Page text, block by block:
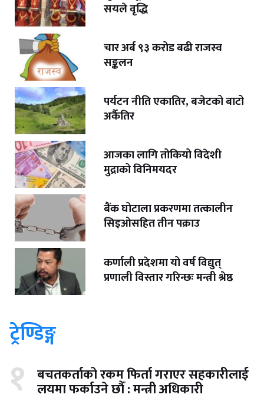
सयले वृद्धि
चार अर्ब ९३ करोड बढी राजस्व
सङ्कलन
पर्यटन नीति एकातिर, बजेटको बाटो
अर्कैतिर
आजका लागि तोकियो विदेशी
मुद्राको विनिमयदर
बैंक घोटाला प्रकरणमा तत्कालीन
सिइओसहित तीन पक्राउ
कर्णाली प्रदेशमा यो वर्ष विद्युत्
प्रणाली विस्तार गरिन्छः मन्त्री श्रेष्ठ
ट्रेण्डिङ्ग
१ बचतकर्ताको रकम फिर्ता गराएर सहकारीलाई
लयमा फर्काउने छौँ : मन्त्री अधिकारी